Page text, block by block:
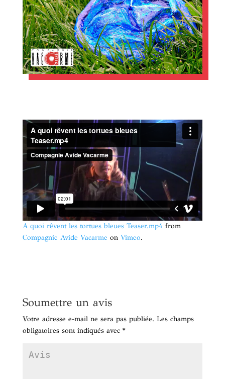
A quoi rêvent les tortues bleues Teaser.mp4 from
Compagnie Avide Vacarme on Vimeo.
Soumettre un avis
Votre adresse e-mail ne sera pas publiée. Les champs
obligatoires sont indiqués avec *